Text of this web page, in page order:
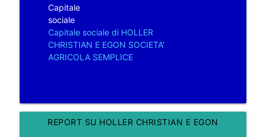
Capitale
sociale
Capitale sociale di HOLLER
CHRISTIAN E EGON SOCIETA'
AGRICOLA SEMPLICE
REPORT SU HOLLER CHRISTIAN E EGON